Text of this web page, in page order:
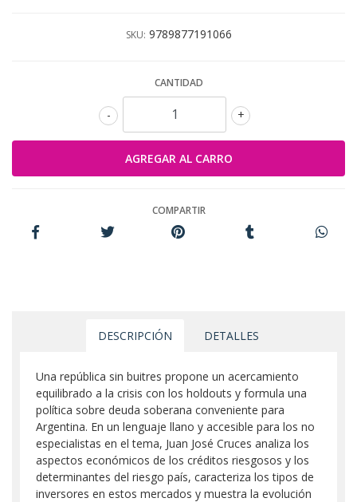
SKU: 9789877191066
CANTIDAD
+
-
COMPARTIR
DESCRIPCIÓN DETALLES
Una república sin buitres propone un acercamiento
equilibrado a la crisis con los holdouts y formula una
política sobre deuda soberana conveniente para
Argentina. En un lenguaje llano y accesible para los no
especialistas en el tema, Juan José Cruces analiza los
aspectos económicos de los créditos riesgosos y los
determinantes del riesgo país, caracteriza los tipos de
inversores en estos mercados y muestra la evolución